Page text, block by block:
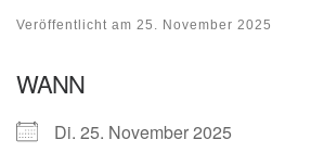
Veröffentlicht am 25. November 2025
WANN
Di. 25. November 2025